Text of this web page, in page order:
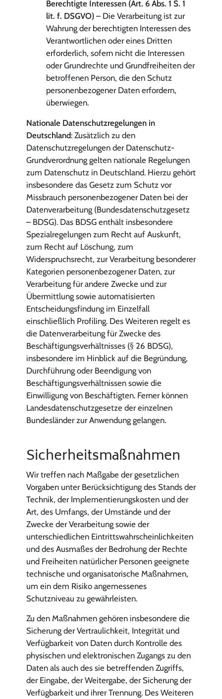
Berechtigte Interessen (Art. 6 Abs. 1 S. 1
lit. f. DSGVO)– Die Verarbeitung ist zur
Wahrung der berechtigten Interessen des
Verantwortlichen oder eines Dritten
erforderlich, sofern nicht die Interessen
oder Grundrechte und Grundfreiheiten der
betroffenen Person, die den Schutz
personenbezogener Daten erfordern,
überwiegen.
Nationale Datenschutzregelungen in
Deutschland: Zusätzlich zu den
Datenschutzregelungen der Datenschutz-
Grundverordnung gelten nationale Regelungen
zum Datenschutz in Deutschland. Hierzu gehört
insbesondere das Gesetz zum Schutz vor
Missbrauch personenbezogener Daten bei der
Datenverarbeitung (Bundesdatenschutzgesetz
– BDSG). Das BDSG enthält insbesondere
Spezialregelungen zum Recht auf Auskunft,
zum Recht auf Löschung, zum
Widerspruchsrecht, zur Verarbeitung besonderer
Kategorien personenbezogener Daten, zur
Verarbeitung für andere Zwecke und zur
Übermittlung sowie automatisierten
Entscheidungsfindung im Einzelfall
einschließlich Profiling. Des Weiteren regelt es
die Datenverarbeitung für Zwecke des
Beschäftigungsverhältnisses (§ 26 BDSG),
insbesondere im Hinblick auf die Begründung,
Durchführung oder Beendigung von
Beschäftigungsverhältnissen sowie die
Einwilligung von Beschäftigten. Ferner können
Landesdatenschutzgesetze der einzelnen
Bundesländer zur Anwendung gelangen.
Sicherheitsmaßnahmen
Wir treffen nach Maßgabe der gesetzlichen
Vorgaben unter Berücksichtigung des Stands der
Technik, der Implementierungskosten und der
Art, des Umfangs, der Umstände und der
Zwecke der Verarbeitung sowie der
unterschiedlichen Eintrittswahrscheinlichkeiten
und des Ausmaßes der Bedrohung der Rechte
und Freiheiten natürlicher Personen geeignete
technische und organisatorische Maßnahmen,
um ein dem Risiko angemessenes
Schutzniveau zu gewährleisten.
Zu den Maßnahmen gehören insbesondere die
Sicherung der Vertraulichkeit, Integrität und
Verfügbarkeit von Daten durch Kontrolle des
physischen und elektronischen Zugangs zu den
Daten als auch des sie betreffenden Zugriffs,
der Eingabe, der Weitergabe, der Sicherung der
Verfügbarkeit und ihrer Trennung. Des Weiteren